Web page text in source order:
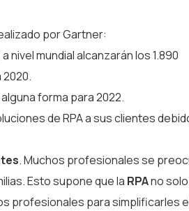
por Gartner:
mundial alcanzarán los 1.890
forma para 2022.
de RPA a sus clientes
. Muchos profesionales se
Esto supone que la RPAno solo
profesionales para simplificarles